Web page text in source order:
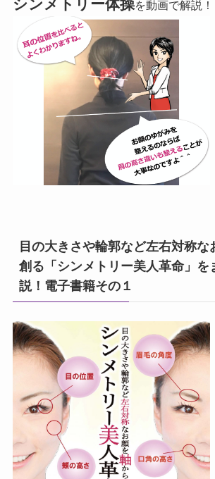
シンメトリー体操を動画で解説！
目の大きさや輪郭など左右対称な
創る「シンメトリー美人革命」を
説！電子書籍その１